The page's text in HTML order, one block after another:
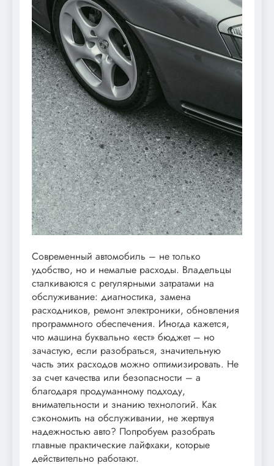
Современный автомобиль – не только
удобство, но и немалые расходы. Владельцы
сталкиваются с регулярными затратами на
обслуживание: диагностика, замена
расходников, ремонт электроники, обновления
программного обеспечения. Иногда кажется,
что машина буквально «ест» бюджет – но
зачастую, если разобраться, значительную
часть этих расходов можно оптимизировать. Не
за счет качества или безопасности – а
благодаря продуманному подходу,
внимательности и знанию технологий. Как
сэкономить на обслуживании, не жертвуя
надежностью авто? Попробуем разобрать
главные практические лайфхаки, которые
действительно работают.